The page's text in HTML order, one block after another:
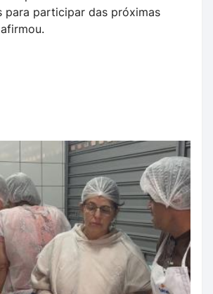
para participar das próximas